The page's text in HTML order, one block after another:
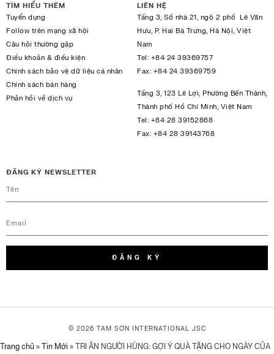
TÌM HIỂU THÊM
Tuyển dụng
Follow trên mạng xã hội
Câu hỏi thường gặp
Điều khoản & điều kiện
Chính sách bảo vệ dữ liệu cá nhân
Chính sách bán hàng
Phản hồi về dịch vụ
LIÊN HỆ
Tầng 3, Số nhà 21, ngõ 2 phố Lê Văn
Hưu, P. Hai Bà Trưng, Hà Nội, Việt
Nam
Tel: +84 24 39369757
Fax: +84 24 39369759
Tầng 3, 123 Lê Lợi, Phường Bến Thành,
Thành phố Hồ Chí Minh, Việt Nam
Tel: +84 28 39152868
Fax: +84 28 39143768
ĐĂNG KÝ NEWSLETTER
ĐĂNG KÝ
© 2026 TAM SƠN INTERNATIONAL JSC
Trang chủ»Tin Mới »TRI ÂN NGƯỜI HÙNG: GỢI Ý QUÀ TẶNG CHO NGÀY CỦA